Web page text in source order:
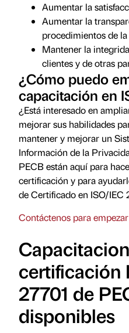
Aumentar la
Aumentar la
procedimientos de
Mantener la
clientes y de otras
¿Cómo puedo
capacitación en
¿Está interesado en
mejorar sus habilidades
mantener y mejorar un
Información de la
PECB están aquí para
certificación y para
de Certificado en ISO/IEC
Contáctenos para
certificación
27701 de
disponibles